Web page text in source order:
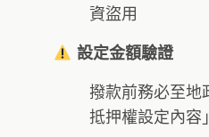
資盜用
設定金額驗證
撥款前務必至地
抵押權設定內容」